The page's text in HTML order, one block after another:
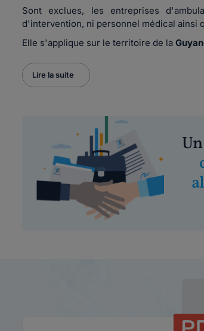
Sont exclues, les entreprises
d'intervention, ni personnel médical ainsi
Elle s'applique sur le territoire de la
Lire la suite